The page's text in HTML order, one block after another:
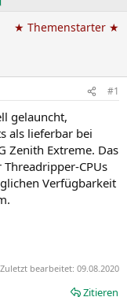
★ Themenstarter ★
#1
gelauncht,
als lieferbar bei
Zenith Extreme. Das
CPUs
Verfügbarkeit
Zuletzt bearbeitet: 09.08.2020
Zitieren